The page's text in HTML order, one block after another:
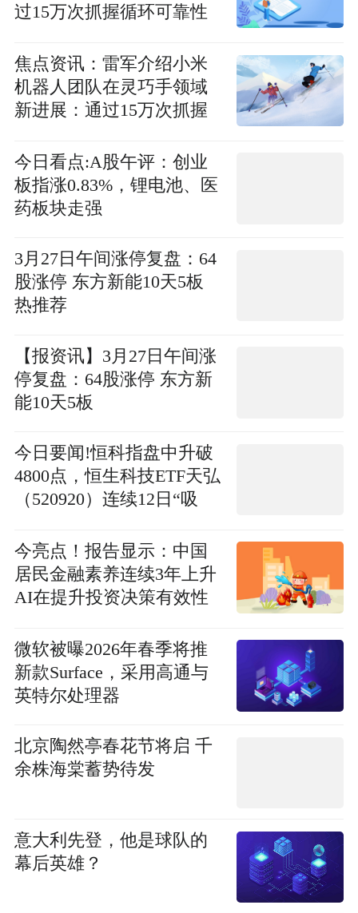
过15万次抓握循环可靠性
焦点资讯：雷军介绍小米
机器人团队在灵巧手领域
新进展：通过15万次抓握
今日看点:A股午评：创业
板指涨0.83%，锂电池、医
药板块走强
3月27日午间涨停复盘：64
股涨停 东方新能10天5板
热推荐
【报资讯】3月27日午间涨
停复盘：64股涨停 东方新
能10天5板
今日要闻!恒科指盘中升破
4800点，恒生科技ETF天弘
（520920）连续12日“吸
股超跌反弹的概率正在提
升
今亮点！报告显示：中国
居民金融素养连续3年上升
AI在提升投资决策有效性
微软被曝2026年春季将推
新款Surface，采用高通与
英特尔处理器
北京陶然亭春花节将启 千
余株海棠蓄势待发
意大利先登，他是球队的
幕后英雄？